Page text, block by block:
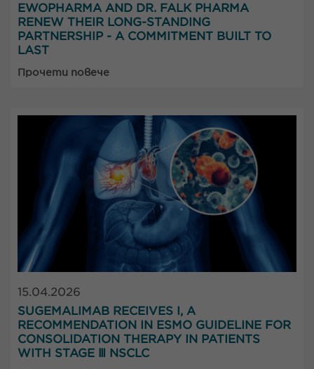
EWOPHARMA AND DR. FALK PHARMA
RENEW THEIR LONG-STANDING
PARTNERSHIP - A COMMITMENT BUILT TO
LAST
Прочети повече
15.04.2026
SUGEMALIMAB RECEIVES I, A
RECOMMENDATION IN ESMO GUIDELINE FOR
CONSOLIDATION THERAPY IN PATIENTS
WITH STAGE Ⅲ NSCLC